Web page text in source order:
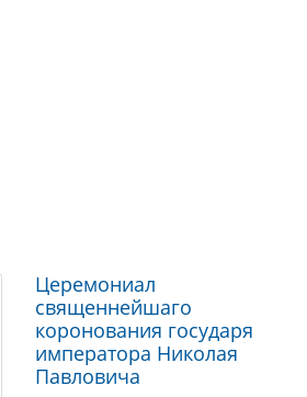
Церемониал
священнейшаго
коронования государя
императора Николая
Павловича